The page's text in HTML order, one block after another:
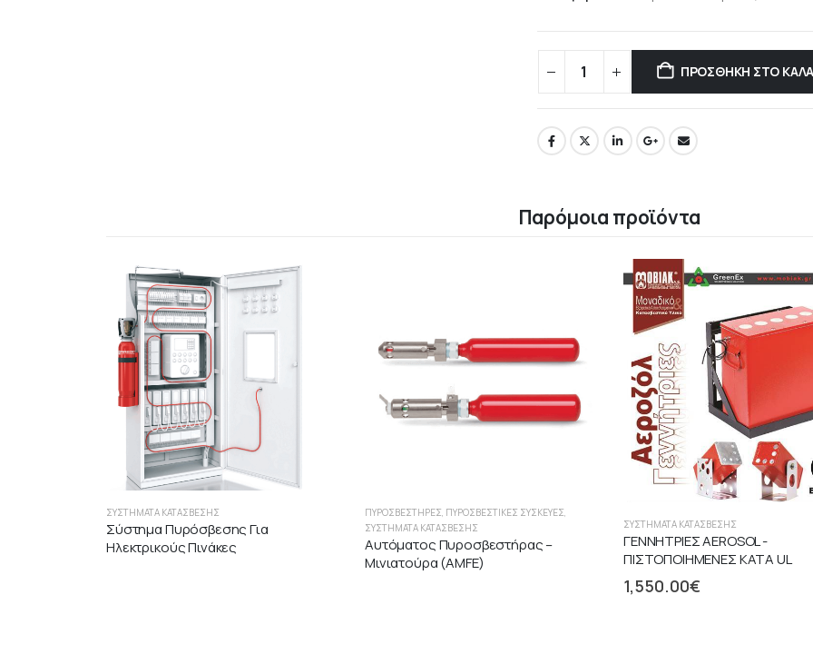
ΠΡΟΣΘΉΚΗ ΣΤΟ
Παρόμοια προϊόντα
ΣΥΣΤΉΜΑΤΑ ΚΑΤΆΣΒΕΣΗΣ
Σύστημα Πυρόσβεσης Για
Ηλεκτρικούς Πινάκες
ΠΥΡΟΣΒΕΣΤΉΡΕΣ, ΠΥΡΟΣΒΕΣΤΙΚΈΣ ΣΥΣΚΕΥΈΣ,
ΣΥΣΤΉΜΑΤΑ ΚΑΤΆΣΒΕΣΗΣ
Αυτόματος Πυροσβεστήρας –
Μινιατούρα (AMFE)
ΣΥΣΤΉΜΑΤΑ ΚΑΤΆΣΒΕΣΗΣ
ΓΕΝΝΗΤΡΙΕΣ AEROSOL -
ΠΙΣΤΟΠΟΙΗΜΕΝΕΣ ΚΑΤΑ UL
1,550.00€